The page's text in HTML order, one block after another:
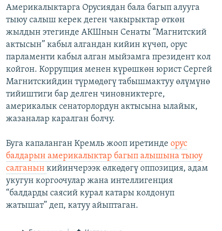
Америкалыктарга Орусиядан бала багып алууга
тыюу салыш керек деген чакырыктар өткөн
жылдын этегинде АКШнын Сенаты “Магнитский
актысын” кабыл алгандан кийин күчөп, орус
парламенти кабыл алган мыйзамга президент кол
койгон. Коррупция менен күрөшкөн юрист Сергей
Магнитскийдин түрмөдөгү табышмактуу өлүмүнө
тийиштиги бар делген чиновниктерге,
америкалык сенаторлордун актысына ылайык,
жазаналар каралган болчу.
Буга капаланган Кремль жооп иретинде орус
балдарын америкалыктар багып алышына тыюу
салганын кийинчерээк өлкөдөгү оппозиция, адам
укугун коргоочулар жана интеллигенция
“балдарды саясий курал катары колдонуп
жатышат” деп, катуу айыптаган.